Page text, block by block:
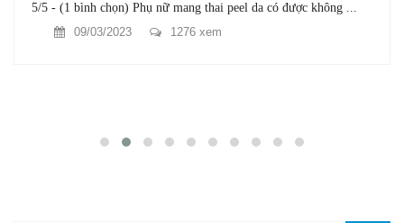
5/5 - (1 bình chọn) Phụ nữ mang thai peel da có được không ...
09/03/2023
1276 xem